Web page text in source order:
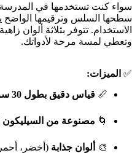
سواء كنت تستخدمها في
سطحها السلس وترقيمها الواضح
الاستخدام. تتوفر بثلاثة ألوان
وتعطي لمسة مرحة لأدواتك.
✅ الميزات:
📏 قياس دقيق بطول 30 سم
🌀 مصنوعة من السيليكون
🎨 ألوان جذابة (أخضر،